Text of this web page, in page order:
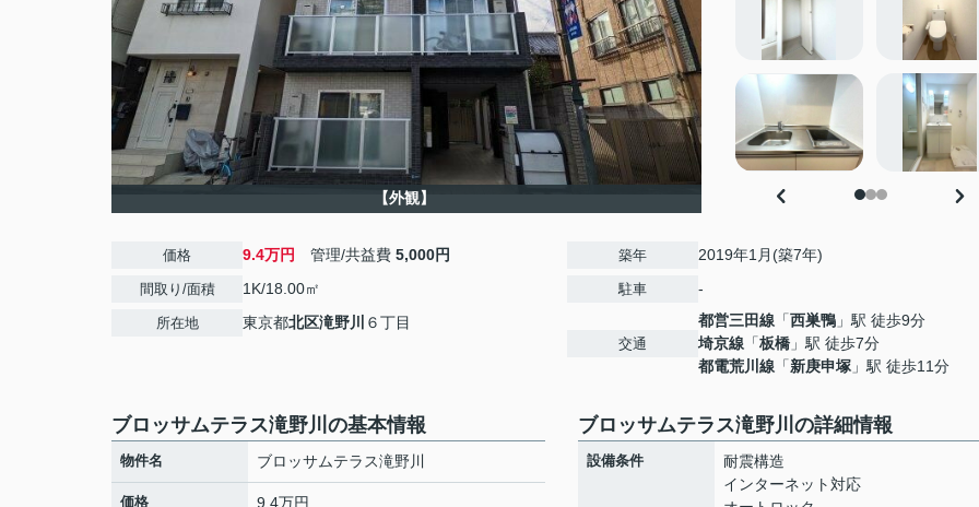
【外観】
価格 9.4万円 管理/共益費 5,000円
間取り/面積 1K/18.00㎡
所在地 東京都北区滝野川 ６丁目
築年 2019年1月(築7年)
駐車 -
交通
都営三田線 「西巣鴨 」駅 徒歩9分
埼京線 「板橋 」駅 徒歩7分
都電荒川線 「新庚申塚 」駅 徒歩11分
ブロッサムテラス滝野川の基本情報
物件名 ブロッサムテラス滝野川
価格 9.4万円
ブロッサムテラス滝野川の詳細情報
設備条件
耐震構造
インターネット対応